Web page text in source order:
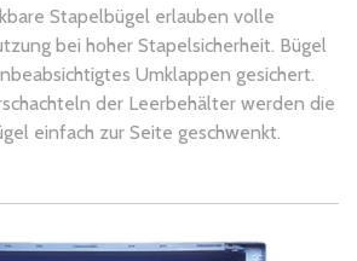
Stapelbügel erlauben volle
bei hoher Stapelsicherheit. Bügel
Umklappen gesichert.
der Leerbehälter werden die
einfach zur Seite geschwenkt.